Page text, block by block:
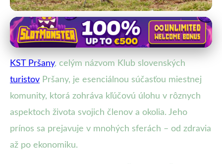
KST Pršany a komunitný rozvoj
KST Pršany: Viac než turistika,
oživenie komunity a prírody
KST Pršany, celým názvom Klub slovenských
turistov Pršany, je esenciálnou súčasťou miestnej
komunity, ktorá zohráva kľúčovú úlohu v rôznych
aspektoch života svojich členov a okolia. Jeho
prínos sa prejavuje v mnohých sferách – od zdravia
až po ekonomiku.